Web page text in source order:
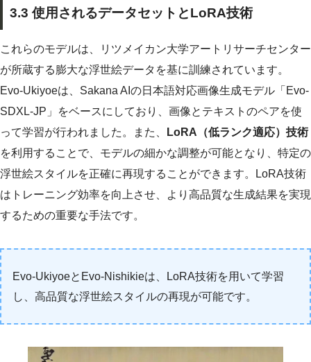
3.3 使用されるデータセットとLoRA技術
これらのモデルは、リツメイカン大学アートリサーチセンター
が所蔵する膨大な浮世絵データを基に訓練されています。
Evo-Ukiyoeは、Sakana AIの日本語対応画像生成モデル「Evo-
SDXL-JP」をベースにしており、画像とテキストのペアを使
って学習が行われました。また、
LoRA（低ランク適応）技術
を利用することで、モデルの細かな調整が可能となり、特定の
浮世絵スタイルを正確に再現することができます。LoRA技術
はトレーニング効率を向上させ、より高品質な生成結果を実現
するための重要な手法です。
Evo-UkiyoeとEvo-Nishikieは、LoRA技術を用いて学習
し、高品質な浮世絵スタイルの再現が可能です。